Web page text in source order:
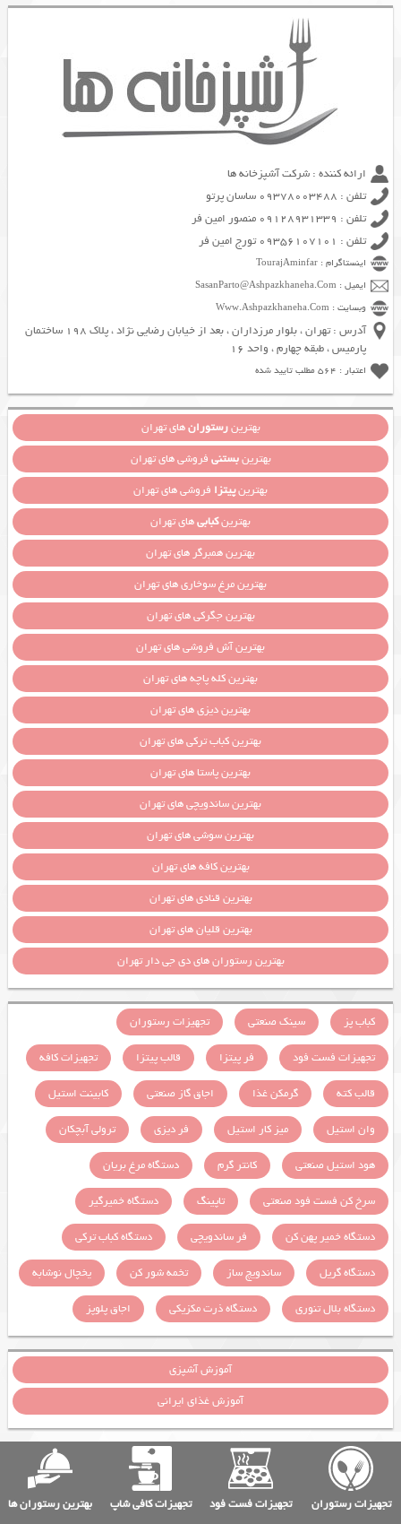
ارائه کننده : شرکت آشپزخانه ها
تلفن : 09378003488 ساسان پرتو
تلفن : 09128931339 منصور امین فر
تلفن : 09356107101 تورج امین فر
اینستاگرام : TourajAminfar
ایمیل : SasanParto@Ashpazkhaneha.Com
وبسایت : Www.Ashpazkhaneha.Com
آدرس : تهران ، بلوار مرزداران ، بعد از خیابان رضایی نژاد ، پلاک 198 ساختمان
پارمیس ، طبقه چهارم ، واحد 16
اعتبار : 564 مطلب تایید شده
بهترینرستورانهای تهران
بهترینبستنی فروشی های تهران
بهترینپیتزا فروشی های تهران
بهترینکبابیهای تهران
بهترین همبرگر های تهران
بهترین مرغ سوخاری های تهران
بهترین جگرکی های تهران
بهترین آش فروشی های تهران
بهترین کله پاچه های تهران
بهترین دیزی های تهران
بهترین کباب ترکی های تهران
بهترین پاستا های تهران
بهترین ساندویچی های تهران
بهترین سوشی های تهران
بهترین کافه های تهران
بهترین قنادی های تهران
بهترین قلیان های تهران
بهترین رستوران های دی جی دار تهران
کباب پز سینک صنعتی
تجهیزات رستوران
تجهیزات فست فود
فر پیتزا قالب پیتزا
تجهیزات کافه
قالب کته
گرمکن غذا اجاق گاز صنعتی
کابینت استیل
وان استیل
میز کار استیل فر دیزی
ترولی آبچکان
هود استیل صنعتی
کانتر گرم
دستگاه مرغ بریان
سرخ کن فست فود صنعتی
تاپینگ
دستگاه خمیرگیر
دستگاه خمیر پهن کن
فر ساندویچی
دستگاه کباب ترکی
دستگاه گریل
ساندویچ ساز تخمه شور کن
یخچال نوشابه
دستگاه بلال تنوری
دستگاه ذرت مکزیکی اجاق پلوپز
آموزش آشپزی
آموزش غذای ایرانی
تجهیزات رستوران تجهیزات فست فود تجهیزات کافی شاپ بهترین رستوران ها